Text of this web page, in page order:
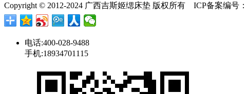
Copyright © 2012-2024 广西吉斯姬缌床垫 版权所有 ICP备案编号：
电话:400-028-9488
手机:18934701115